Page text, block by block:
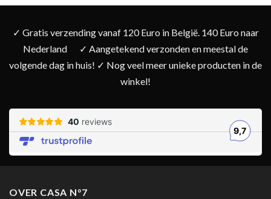
✓ Gratis verzending vanaf 120 Euro in België. 140 Euro naar
Nederland
✓ Aangetekend verzonden en meestal de
volgende dag in huis! ✓ Nog veel meer unieke producten in de
winkel!
OVER CASA N°7